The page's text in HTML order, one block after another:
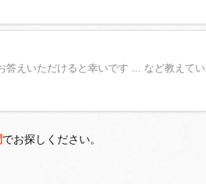
答えいただけると幸いです ... など教えてい
でお探しください。